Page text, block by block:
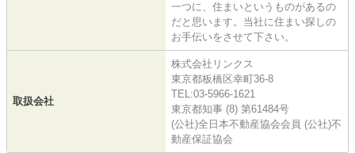
一つに、住まいというものがあるの
だと思います。当社に住まい探しの
お手伝いをさせて下さい。
取扱会社
株式会社リンクス
東京都板橋区幸町36-8
TEL:03-5966-1621
東京都知事 (8) 第61484号
(公社)全日本不動産協会会員 (公社)不
動産保証協会